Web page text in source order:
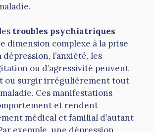
troubles psychiatriques
dimension complexe à la prise
dépression, l’anxiété, les
ou d’agressivité peuvent
ou surgir irrégulièrement tout
Ces manifestations
et rendent
médical et familial d’autant